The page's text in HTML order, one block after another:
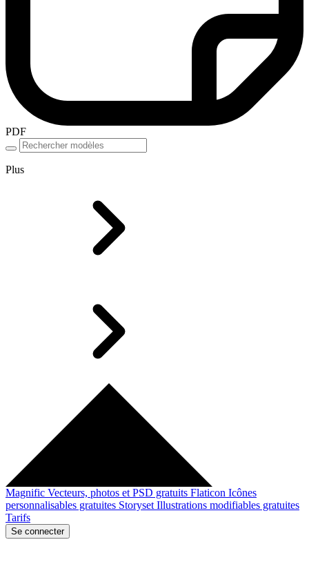
PDF
Plus
Magnific Vecteurs, photos et PSD gratuits Flaticon Icônes
personnalisables gratuites Storyset Illustrations modifiables gratuites
Tarifs
Se connecter